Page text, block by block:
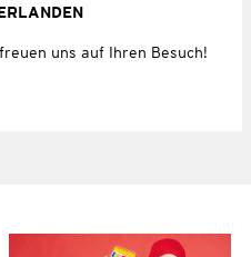
uns auf Ihren Besuch!